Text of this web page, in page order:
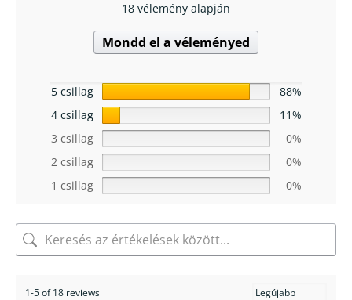
18 vélemény alapján
Mondd el a véleményed
5 csillag
88%
4 csillag
11%
3 csillag
0%
2 csillag
0%
1 csillag
0%
1-5 of 18 reviews